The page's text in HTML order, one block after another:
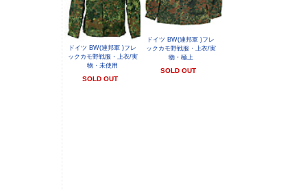
ドイツ BW(連邦軍 )フレ
ックカモ野戦服・上衣/実
物・未使用
SOLD OUT
ドイツ BW(連邦軍 )フレ
ックカモ野戦服・上衣/実
物・極上
SOLD OUT